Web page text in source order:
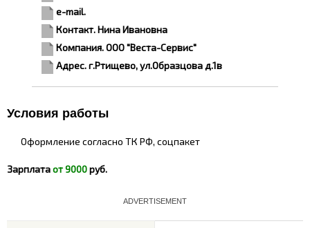
e-mail.
Контакт. Нина Ивановна
Компания. ООО "Веста-Сервис"
Адрес. г.Ртищево, ул.Образцова д.1в
Условия работы
Оформление согласно ТК РФ, соцпакет
Зарплатаот 9000руб.
ADVERTISEMENT